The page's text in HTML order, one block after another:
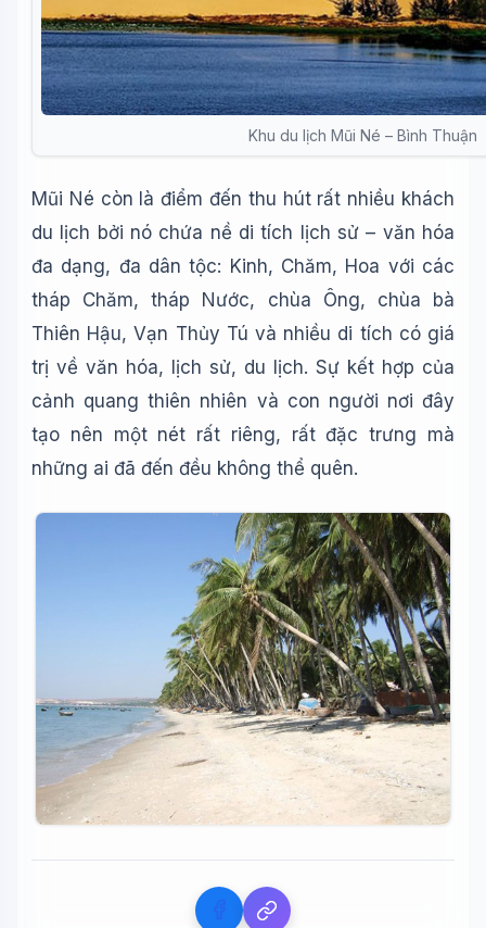
Khu du lịch Mũi Né – Bình Thuận
Mũi Né còn là điểm đến thu hút rất nhiều khách
du lịch bởi nó chứa nề di tích lịch sử – văn hóa
đa dạng, đa dân tộc: Kinh, Chăm, Hoa với các
tháp Chăm, tháp Nước, chùa Ông, chùa bà
Thiên Hậu, Vạn Thủy Tú và nhiều di tích có giá
trị về văn hóa, lịch sử, du lịch. Sự kết hợp của
cảnh quang thiên nhiên và con người nơi đây
tạo nên một nét rất riêng, rất đặc trưng mà
những ai đã đến đều không thể quên.